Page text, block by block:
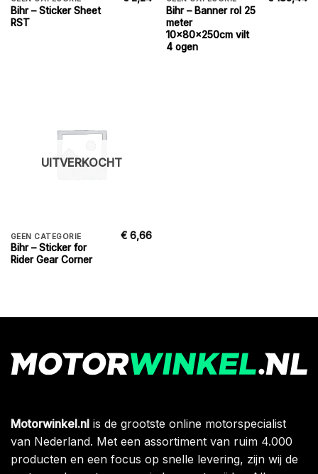
Bihr – Sticker Sheet
RST
Bihr – Banner rol 25
meter
10x80x250cm vilt
4 ogen
UITVERKOCHT
GEEN CATEGORIE
Bihr – Sticker for
Rider Gear Corner
€ 6,66
Motorwinkel.nl is de grootste online motorspecialist
van Nederland. Met een assortiment van ruim 4.000
producten en een focus op snelle levering, zijn wij de